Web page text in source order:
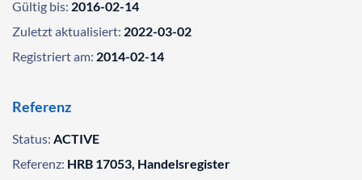
Gültig bis: 2016-02-14
Zuletzt aktualisiert: 2022-03-02
Registriert am: 2014-02-14
Referenz
Status: ACTIVE
Referenz: HRB 17053, Handelsregister